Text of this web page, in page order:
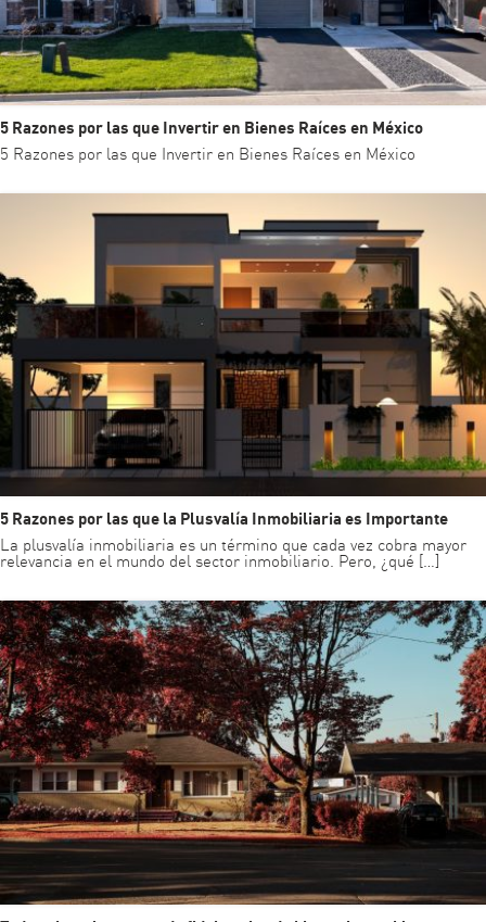
5 Razones por las que Invertir en Bienes Raíces en México
5 Razones por las que Invertir en Bienes Raíces en México
5 Razones por las que la Plusvalía Inmobiliaria es Importante
La plusvalía inmobiliaria es un término que cada vez cobra mayor
relevancia en el mundo del sector inmobiliario. Pero, ¿qué […]